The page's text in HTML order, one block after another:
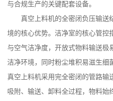
与合规生产的关键配套设备。
真空上料机的全密闭负压输送
境的核心优势。洁净室的核心管控
与空气洁净度，开放式物料输送极
洁净环境，同时粉尘堆积易滋生细
真空上料机采用完全密闭的管路输
吸附、输送、卸料全过程，物料始